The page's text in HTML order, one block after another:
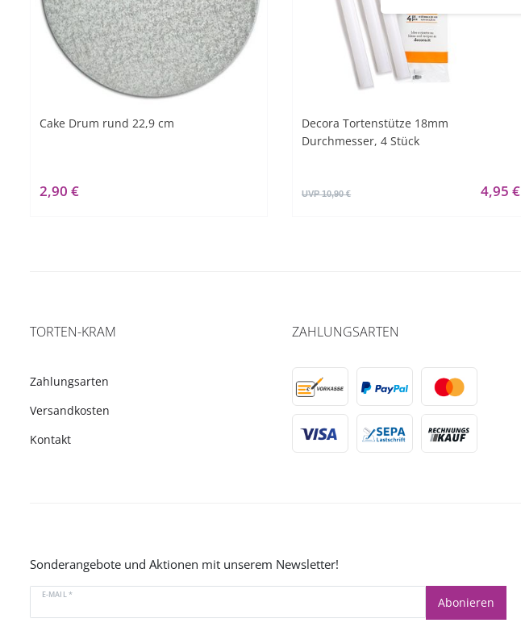
Cake Drum rund 22,9 cm
2,90 €
Decora Tortenstütze 18mm
Durchmesser, 4 Stück
UVP 10,90 € 4,95 €
TORTEN-KRAM
Zahlungsarten
Versandkosten
Kontakt
ZAHLUNGSARTEN
Sonderangebote und Aktionen mit unserem Newsletter!
E-MAIL *
Abonieren